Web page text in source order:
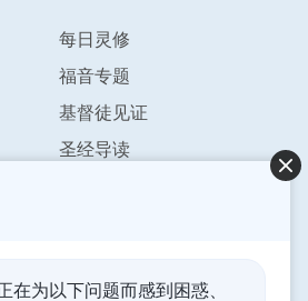
每日灵修
福音专题
基督徒见证
圣经导读
在为以下问题而感到困惑、